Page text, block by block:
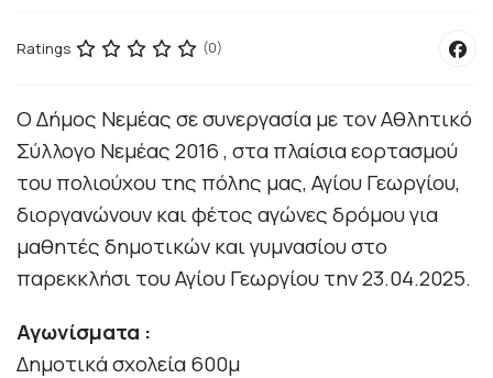
Ratings (0)
Ο Δήμος Νεμέας σε συνεργασία με τον Αθλητικό
Σύλλογο Νεμέας 2016 , στα πλαίσια εορτασμού
του πολιούχου της πόλης μας, Αγίου Γεωργίου,
διοργανώνουν και φέτος αγώνεςδρόμου για
μαθητές δημοτικών και γυμνασίου στο
παρεκκλήσι του Αγίου Γεωργίου την 23.04.2025.
Αγωνίσματα :
Δημοτικά σχολεία 600μ